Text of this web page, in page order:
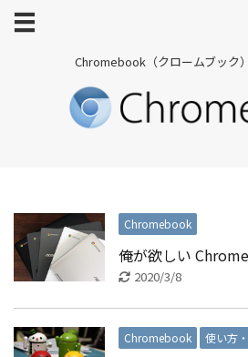
Chromebook（クロームブック
Chromebook
俺が欲しい
2020/3/8
Chromebook 使い方